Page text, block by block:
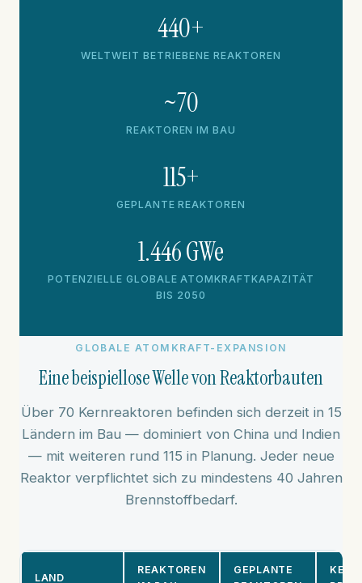
440+
WELTWEIT BETRIEBENE REAKTOREN
~70
REAKTOREN IM BAU
115+
GEPLANTE REAKTOREN
1.446 GWe
POTENZIELLE GLOBALE ATOMKRAFTKAPAZITÄT
BIS 2050
GLOBALE ATOMKRAFT-EXPANSION
Eine beispiellose Welle von Reaktorbauten
Über 70 Kernreaktoren befinden sich derzeit in 15
Ländern im Bau — dominiert von China und Indien
— mit weiteren rund 115 in Planung. Jeder neue
Reaktor verpflichtet sich zu mindestens 40 Jahren
Brennstoffbedarf.
LAND
REAKTOREN
GEPLANTE
KEY